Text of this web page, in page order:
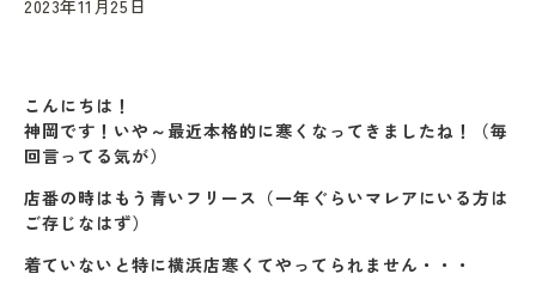
2023年11月25日
こんにちは！
神岡です！いや～最近本格的に寒くなってきましたね！（毎
回言ってる気が）
店番の時はもう青いフリース（一年ぐらいマレアにいる方は
ご存じなはず）
着ていないと特に横浜店寒くてやってられません・・・